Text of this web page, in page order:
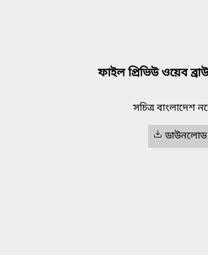
ফাইল প্রিভিউ ওয়েব
সচিত্র বাংলাদেশ